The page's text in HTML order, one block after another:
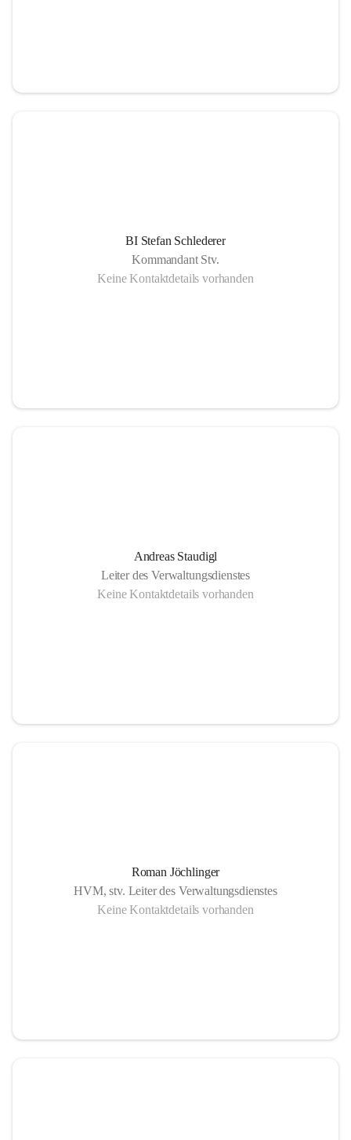
BI Stefan Schlederer
Kommandant Stv.
Keine Kontaktdetails vorhanden
Andreas Staudigl
Leiter des Verwaltungsdienstes
Keine Kontaktdetails vorhanden
Roman Jöchlinger
HVM, stv. Leiter des Verwaltungsdienstes
Keine Kontaktdetails vorhanden